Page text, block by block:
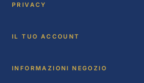
PRIVACY
IL TUO ACCOUNT
INFORMAZIONI NEGOZIO